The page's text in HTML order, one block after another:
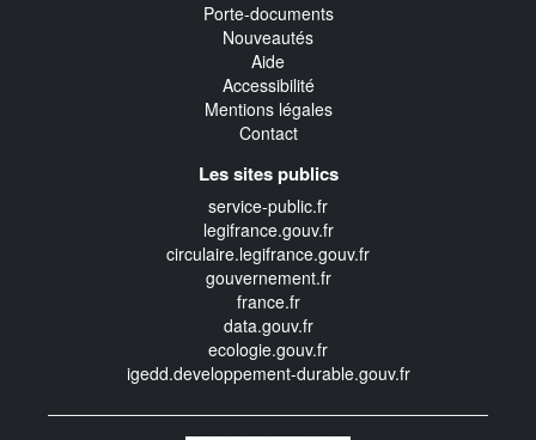
Porte-documents
Nouveautés
Aide
Accessibilité
Mentions légales
Contact
Les sites publics
service-public.fr
legifrance.gouv.fr
circulaire.legifrance.gouv.fr
gouvernement.fr
france.fr
data.gouv.fr
ecologie.gouv.fr
igedd.developpement-durable.gouv.fr